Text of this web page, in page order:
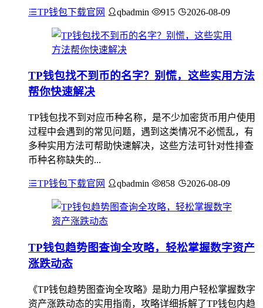
TP钱包下载官网 qbadmin 915 2026-08-09
TP钱包找不到币的名字？别慌，这些实用方法
帮你快速解决
TP钱包找不到对应币种名称，是不少加密货币用户使用
过程中会遇到的常见问题，遇到这类情况不必慌乱，有
多种实用方法可帮助快速解决，这些方法可针对性排查
币种名称缺失的...
TP钱包下载官网 qbadmin 858 2026-08-09
TP钱包趋势图查询全攻略，轻松掌握数字资产
涨跌动态
《TP钱包趋势图查询全攻略》是助力用户轻松掌握数字
资产涨跌动态的实用指南，攻略详细拆解了TP钱包内趋